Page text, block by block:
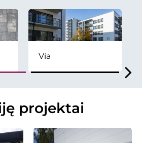
Via
projektai